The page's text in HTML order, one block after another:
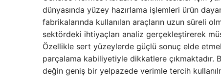
dünyasında yüzey hazırlama işlemleri ürün
fabrikalarında kullanılan araçların uzun süreli
sektördeki ihtiyaçları analiz gerçekleştirerek
Özellikle sert yüzeylerde güçlü sonuç elde
parçalama kabiliyetiyle dikkatlere çıkmaktadır.
değin geniş bir yelpazede verimle tercih